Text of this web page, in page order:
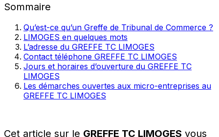
Sommaire
Qu’est-ce qu’un Greffe de Tribunal de Commerce ?
LIMOGES en quelques mots
L’adresse du GREFFE TC LIMOGES
Contact téléphone GREFFE TC LIMOGES
Jours et horaires d’ouverture du GREFFE TC
LIMOGES
Les démarches ouvertes aux micro-entreprises au
GREFFE TC LIMOGES
Cet article sur le GREFFE TC LIMOGES vous